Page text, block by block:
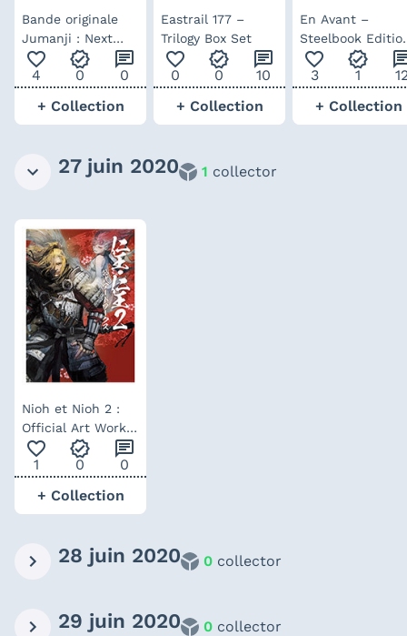
Bande originale
Jumanji : Next
Level – Edition
Limitée Vinyle
favorite_outline
4
verified
0
chat
0
+ Collection
Eastrail 177 –
Trilogy Box Set
favorite_outline
0
verified
0
chat
10
+ Collection
En Avant –
Steelbook
Spéciale Fnac
favorite_outline
3
verified
1
+ Collection
27 juin 2020 1 collector
Nioh et Nioh 2 :
Official Art Work –
Artbook (japonais)
favorite_outline
1
verified
0
chat
0
+ Collection
28 juin 2020 0 collector
29 juin 2020 0 collector